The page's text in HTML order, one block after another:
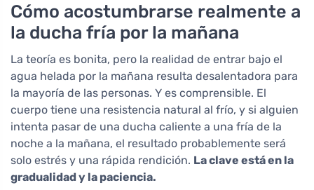
Cómo acostumbrarse realmente a
la ducha fría por la mañana
La teoría es bonita, pero la realidad de entrar bajo el
agua helada por la mañana resulta desalentadora para
la mayoría de las personas. Y es comprensible. El
cuerpo tiene una resistencia natural al frío, y si alguien
intenta pasar de una ducha caliente a una fría de la
noche a la mañana, el resultado probablemente será
solo estrés y una rápida rendición. La clave está en la
gradualidad y la paciencia.